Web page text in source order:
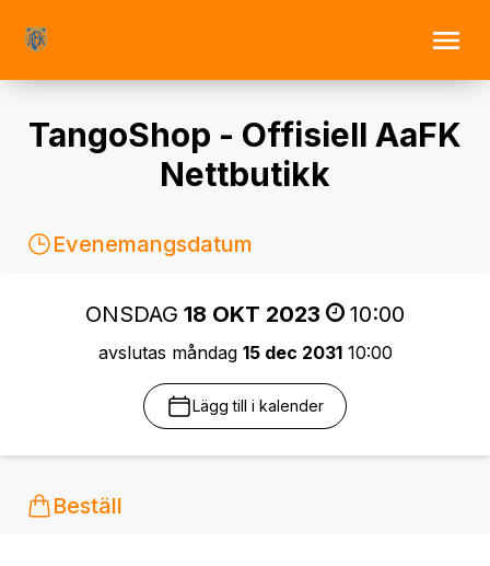
TangoShop - Offisiell AaFK
Nettbutikk
Evenemangsdatum
ONSDAG 18 OKT 2023 10:00
avslutas måndag 15 dec 203110:00
Lägg till i kalender
Beställ